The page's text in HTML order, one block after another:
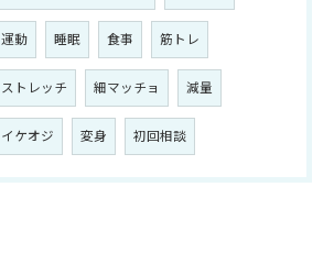
運動 睡眠 食事 筋トレ
ストレッチ 細マッチョ 減量
イケオジ 変身 初回相談